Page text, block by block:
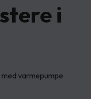
i
varmepumpe